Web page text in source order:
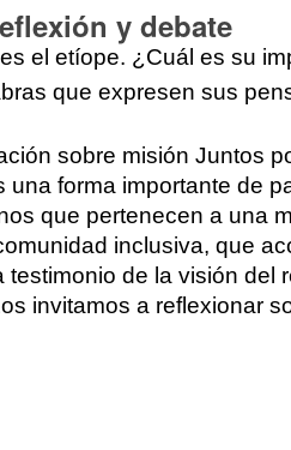
y debate
el etíope. ¿Cuál es su
que expresen sus
sobre misión Juntos
una forma importante de
que pertenecen a una
inclusiva, que
testimonio de la visión
invitamos a reflexionar